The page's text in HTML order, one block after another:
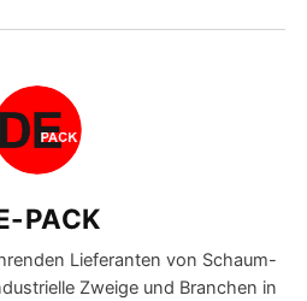
PACK
Lieferanten von Schaum-
Zweige und Branchen in